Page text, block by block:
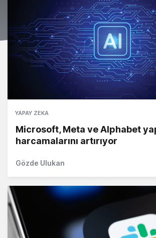
YAPAY ZEKA
Microsoft, Meta ve Alphabet
harcamalarını artırıyor
Gözde Ulukan